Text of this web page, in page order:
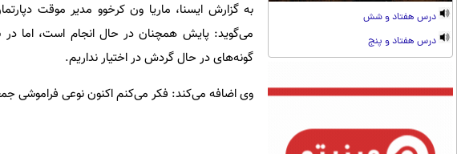
درس هفتاد و شش
درس هفتاد و پنج
به گزارش ایسنا، ماریا ون کرخوو مدیر موقت
می‌گوید: پایش همچنان در حال انجام است، اما
گونه‌های در حال گردش در اختیار نداریم.
وی اضافه می‌کند: فکر می‌کنم اکنون نوعی فراموشی جمعی نسبت